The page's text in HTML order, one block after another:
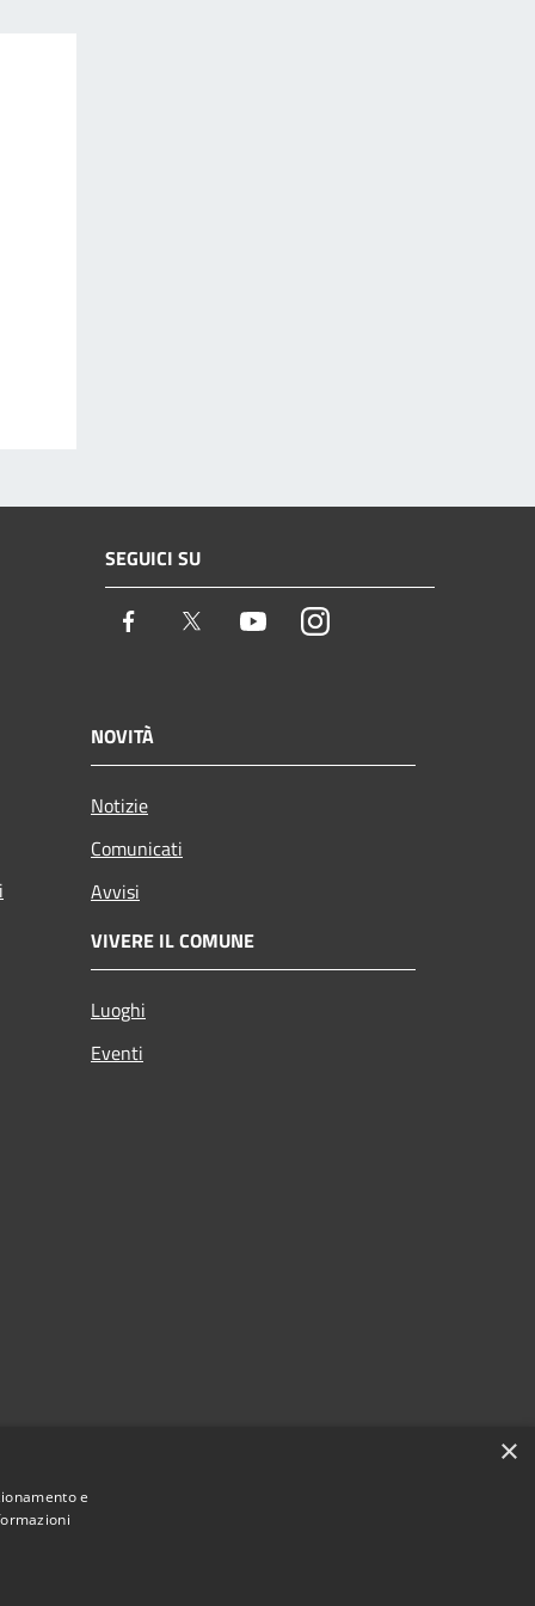
SEGUICI SU
Facebook Twitter YoutubeInstagram
NOVITÀ
Notizie
Comunicati
Avvisi
VIVERE IL COMUNE
Luoghi
Eventi
×
e